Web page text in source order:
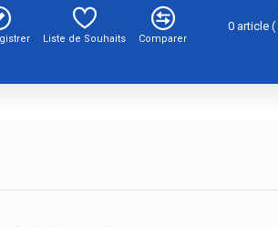
Liste de Souhaits Comparer
0 article (